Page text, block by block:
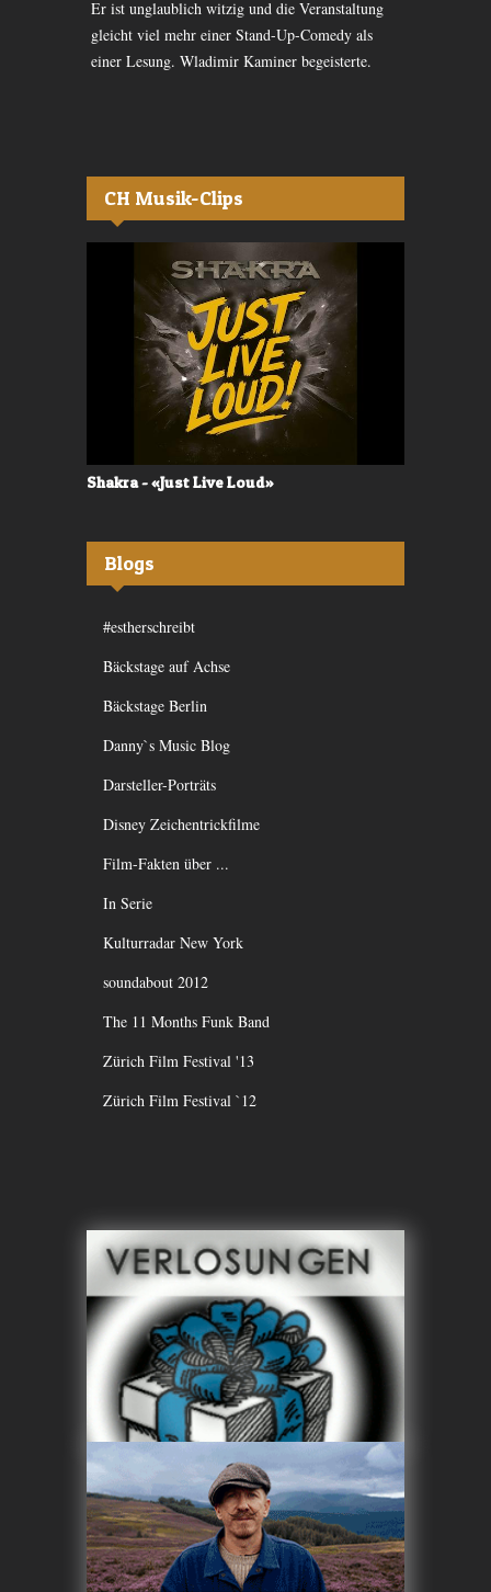
Er ist unglaublich witzig und die Veranstaltung
gleicht viel mehr einer Stand-Up-Comedy als
einer Lesung. Wladimir Kaminer begeisterte.
CH Musik-Clips
Shakra - «Just Live Loud»
Blogs
#estherschreibt
Bäckstage auf Achse
Bäckstage Berlin
Danny`s Music Blog
Darsteller-Porträts
Disney Zeichentrickfilme
Film-Fakten über ...
In Serie
Kulturradar New York
soundabout 2012
The 11 Months Funk Band
Zürich Film Festival '13
Zürich Film Festival `12